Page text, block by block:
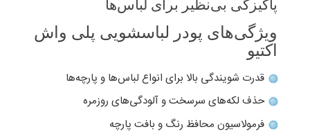
پاکیزگی بی‌نظیر برای لباس‌ها
ویژگی‌های پودر لباسشویی پلی واش
اکتیو
قدرت شویندگی بالا برای انواع لباس‌ها و پارچه‌ها
حذف لکه‌های سرسخت و آلودگی‌های روزمره
فرمولاسیون محافظ رنگ و بافت پارچه